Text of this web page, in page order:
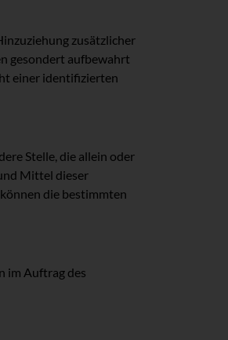
zusätzlicher
gesondert aufbewahrt
einer identifizierten
Stelle, die allein oder
Mittel dieser
die bestimmten
im Auftrag des